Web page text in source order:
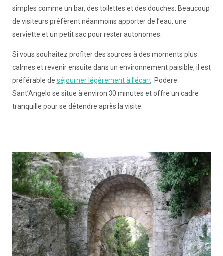
simples comme un bar, des toilettes et des douches. Beaucoup
de visiteurs préfèrent néanmoins apporter de l’eau, une
serviette et un petit sac pour rester autonomes.
Si vous souhaitez profiter des sources à des moments plus
calmes et revenir ensuite dans un environnement paisible, il est
préférable de séjourner légèrement à l’écart. Podere
Sant’Angelo se situe à environ 30 minutes et offre un cadre
tranquille pour se détendre après la visite.